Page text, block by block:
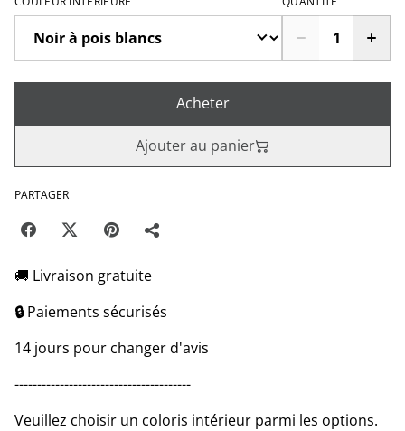
Acheter
Ajouter au panier
PARTAGER
🚚 Livraison gratuite
🔒Paiements sécurisés
14 jours pour changer d'avis
---------------------------------------
Veuillez choisir un coloris intérieur parmi les options.